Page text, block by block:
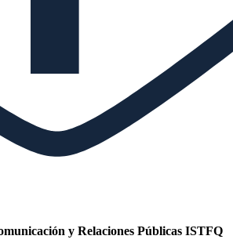
y Relaciones Públicas ISTFQ